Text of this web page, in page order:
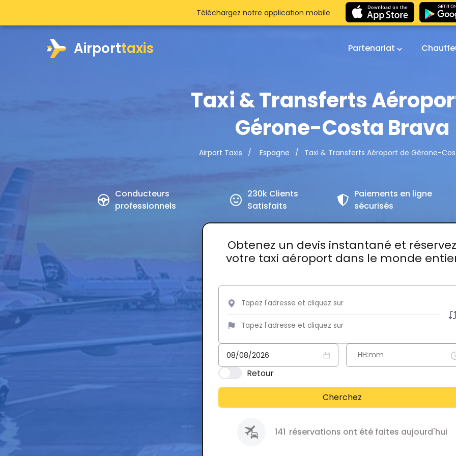
Airporttaxis Partenariat
Taxi & Transferts
Gérone-Costa Brava
Airport Taxis Espagne Taxi & Transferts Aéroport de Gérone-
Conducteurs
professionnels
230k Clients
Satisfaits
Paiements en ligne
sécurisés
Obtenez un devis instantané et réservez
votre taxi aéroport dans le monde
Retour
Cherchez
141 réservations ont été faites aujourd'hui
Téléchargez notre application mobile